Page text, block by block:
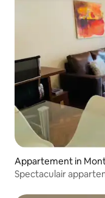
Appartement in
Spectaculair